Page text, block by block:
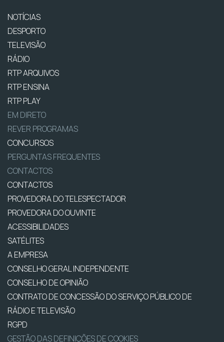
NOTÍCIAS
DESPORTO
TELEVISÃO
RÁDIO
RTP ARQUIVOS
RTP ENSINA
RTP PLAY
EM DIRETO
REVER PROGRAMAS
CONCURSOS
PERGUNTAS FREQUENTES
CONTACTOS
CONTACTOS
PROVEDORA DO TELESPECTADOR
PROVEDORA DO OUVINTE
ACESSIBILIDADES
SATÉLITES
A EMPRESA
CONSELHO GERAL INDEPENDENTE
CONSELHO DE OPINIÃO
CONTRATO DE CONCESSÃO DO SERVIÇO PÚBLICO DE
RÁDIO E TELEVISÃO
RGPD
GESTÃO DAS DEFINIÇÕES DE COOKIES